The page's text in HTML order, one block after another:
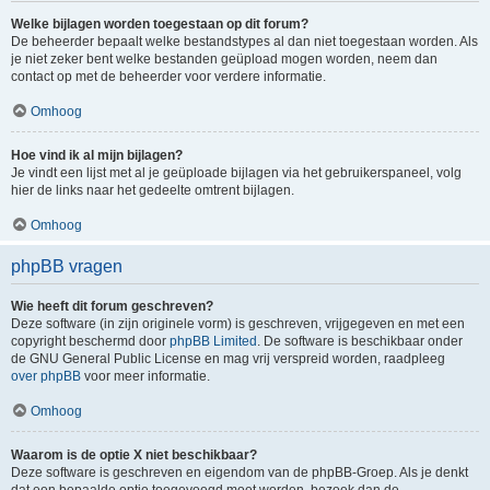
Welke bijlagen worden toegestaan op dit forum?
De beheerder bepaalt welke bestandstypes al dan niet toegestaan worden. Als
je niet zeker bent welke bestanden geüpload mogen worden, neem dan
contact op met de beheerder voor verdere informatie.
Omhoog
Hoe vind ik al mijn bijlagen?
Je vindt een lijst met al je geüploade bijlagen via het gebruikerspaneel, volg
hier de links naar het gedeelte omtrent bijlagen.
Omhoog
phpBB vragen
Wie heeft dit forum geschreven?
Deze software (in zijn originele vorm) is geschreven, vrijgegeven en met een
copyright beschermd door phpBB Limited . De software is beschikbaar onder
de GNU General Public License en mag vrij verspreid worden, raadpleeg
over phpBB voor meer informatie.
Omhoog
Waarom is de optie X niet beschikbaar?
Deze software is geschreven en eigendom van de phpBB-Groep. Als je denkt